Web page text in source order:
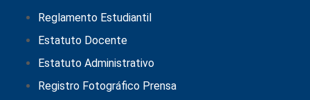
Reglamento Estudiantil
Estatuto Docente
Estatuto Administrativo
Registro Fotográfico Prensa